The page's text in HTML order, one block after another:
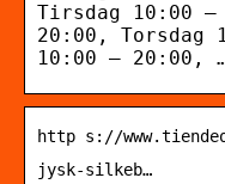
Tirsdag 10:00 –
20:00, Torsdag
10:00 – 20:00,
http s://
jysk-silkeb…